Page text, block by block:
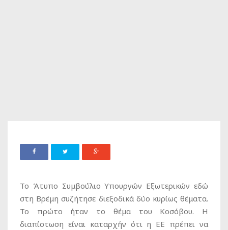
Το Άτυπο Συμβούλιο Υπουργών Εξωτερικών εδώ
στη Βρέμη συζήτησε διεξοδικά δύο κυρίως θέματα.
Το πρώτο ήταν το θέμα του Κοσόβου. Η
διαπίστωση είναι καταρχήν ότι η ΕΕ πρέπει να